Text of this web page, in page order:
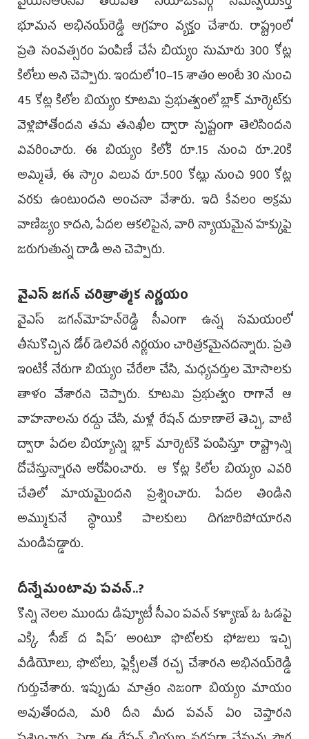
భూమన అభినయ్‌రెడ్డి ఆగ్రహం వ్యక్తం చేశారు. రాష్ట్రంలో
ప్రతి సంవత్సరం పంపిణీ చేసే బియ్యం సుమారు 300 కోట్ల
కిలోలు అని చెప్పారు. ఇందులో 10–15 శాతం అంటే 30 నుంచి
45 కోట్ల కిలోల బియ్యం కూటమి ప్రభుత్వంలో బ్లాక్‌ మార్కెట్‌కు
వెళ్లిపోతోందని తమ తనిఖీల ద్వారా స్పష్టంగా తెలిసిందని
వివరించారు. ఈ బియ్యం కిలోకి రూ.15 నుంచి రూ.20కి
అమ్మితే, ఈ స్కాం విలువ రూ.500 కోట్లు నుంచి 900 కోట్ల
వరకు ఉంటుందని అంచనా వేశారు. ఇది కేవలం అక్రమ
వాణిజ్యం కాదని, పేదల ఆకలిపైన, వారి న్యాయమైన హక్కుపై
జరుగుతున్న దాడి అని చెప్పారు.
వైఎస్‌ జగన్‌ చరిత్రాత్మక నిర్ణయం
వైఎస్‌ జగన్‌మోహన్‌రెడ్డి సీఎంగా ఉన్న సమయంలో
తీసుకొచ్చిన డోర్‌ డెలివరీ నిర్ణయం చారిత్రకమైనదన్నారు. ప్రతి
ఇంటికీ నేరుగా బియ్యం చేరేలా చేసి, మధ్యవర్తుల మోసాలకు
తాళం వేశారని చెప్పారు. కూటమి ప్రభుత్వం రాగానే ఆ
వాహనాలను రద్దు చేసి, మళ్లీ రేషన్‌ దుకాణాలే తెచ్చి, వాటి
ద్వారా పేదల బియ్యాన్ని బ్లాక్‌ మార్కెట్‌కి పంపిస్తూ రాష్ట్రాన్ని
దోచేస్తున్నారని ఆరోపించారు. ఆ కోట్ల కిలోల బియ్యం ఎవరి
చేతిలో మాయమైందని ప్రశ్నించారు. పేదల తిండిని
అమ్ముకునే స్థాయికి పాలకులు దిగజారి­పోయారని
మండిపడ్డారు.
దీన్నేమంటావు పవన్‌..?
కొన్ని నెలల ముందు డిప్యూటీ సీఎం పవన్‌ కళ్యాణ్‌ ఓ ఓడపై
ఎక్కి, ‘సీజ్‌ ద షిప్‌’ అంటూ ఫొటోలకు ఫోజులు ఇచ్చి
వీడియోలు, ఫొటోలు, ఫ్లెక్సీలతో రచ్చ చేశారని అభినయ్‌రెడ్డి
గుర్తుచేశారు. ఇప్పుడు మాత్రం నిజంగా బియ్యం మాయం
అవుతోందని, మరి దీని మీద పవన్‌ ఏం చెప్తారని